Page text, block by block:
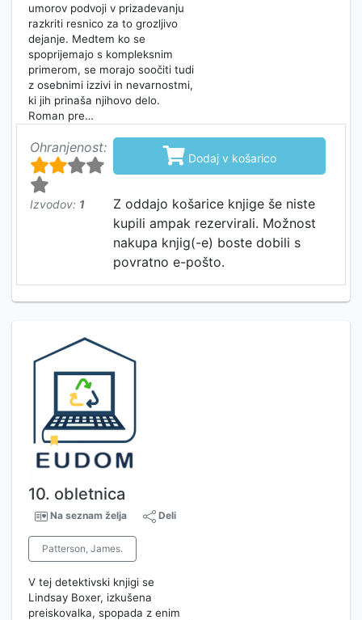
umorov podvoji v prizadevanju
razkriti resnico za to grozljivo
dejanje. Medtem ko se
spoprijemajo s kompleksnim
primerom, se morajo soočiti tudi
z osebnimi izzivi in nevarnostmi,
ki jih prinaša njihovo delo.
Roman pre…
Ohranjenost:
Izvodov: 1
 Dodaj v košarico
Z oddajo košarice knjige še niste
kupili ampak rezervirali. Možnost
nakupa knjig(-e) boste dobili s
povratno e-pošto.
10. obletnica
Na seznam želja Deli
Patterson, James.
V tej detektivski knjigi se
Lindsay Boxer, izkušena
preiskovalka, spopada z enim